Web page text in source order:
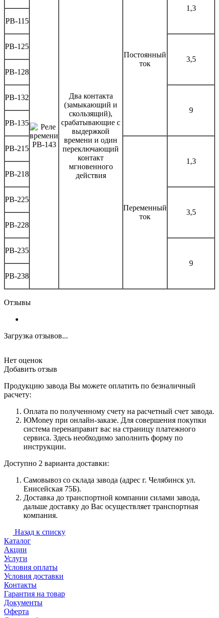
Два контакта
(замыкающий и
скользящий),
срабатывающие с
выдержкой
времени и один
переключающий
контакт
мгновенного
действия
Постоянный
ток
1,3
РВ-115
РВ-125
3,5
РВ-128
РВ-132
9
РВ-135
РВ-215
Переменный
ток
1,3
РВ-218
РВ-225
3,5
РВ-228
РВ-235
9
РВ-238
Отзывы
Загрузка отзывов...
Нет оценок
Добавить отзыв
Продукцию завода Вы можете оплатить по безналичный
расчету:
Оплата по полученному счету на расчетный счет завода.
ЮMoney при онлайн-заказе. Для совершения покупки
система перенаправит вас на страницу платежного
сервиса. Здесь необходимо заполнить форму по
инструкции.
Доступно 2 варианта доставки:
Самовывоз со склада завода (адрес г. Челябинск ул.
Енисейская 75Б).
Доставка до транспортной компании силами завода,
дальше доставку до Вас осуществляет транспортная
компания.
Назад к списку
Каталог
Акции
Услуги
Условия оплаты
Условия доставки
Контакты
Гарантия на товар
Документы
Оферта